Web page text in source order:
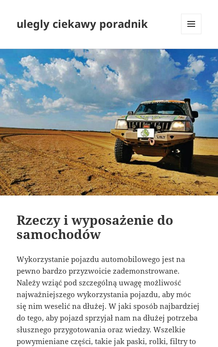
ulegly ciekawy poradnik
WIDGETY
Rzeczy i wyposażenie do
samochodów
Wykorzystanie pojazdu automobilowego jest na
pewno bardzo przyzwoicie zademonstrowane.
Należy wziąć pod szczególną uwagę możliwość
najważniejszego wykorzystania pojazdu, aby móc
się nim weselić na dłużej. W jaki sposób najbardziej
do tego, aby pojazd sprzyjał nam na dłużej potrzeba
słusznego przygotowania oraz wiedzy. Wszelkie
powymieniane części, takie jak paski, rolki, filtry to